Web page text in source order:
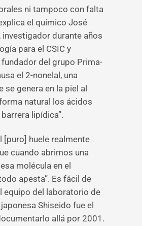
ni tampoco con falta
el químico José
investigador durante años
para el CSIC y
del grupo Prima-
el 2-nonelal, una
se genera en la piel al
natural los ácidos
lipídica”.
[puro] huele realmente
cuando abrimos una
molécula en el
apesta”. Es fácil de
equipo del laboratorio de
Shiseido fue el
allá por 2001.